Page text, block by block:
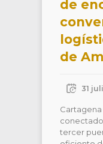
de
de
31
tercer